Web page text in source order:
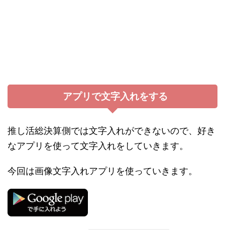
アプリで文字入れをする
推し活総決算側では文字入れができないので、好き
なアプリを使って文字入れをしていきます。
今回は画像文字入れアプリを使っていきます。